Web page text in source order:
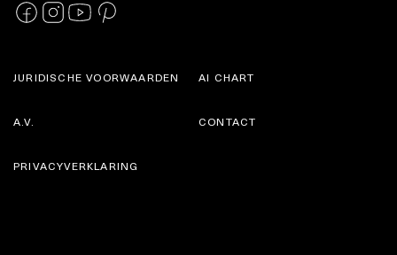
JURIDISCHE VOORWAARDEN
A.V.
AI CHART
CONTACT
PRIVACYVERKLARING